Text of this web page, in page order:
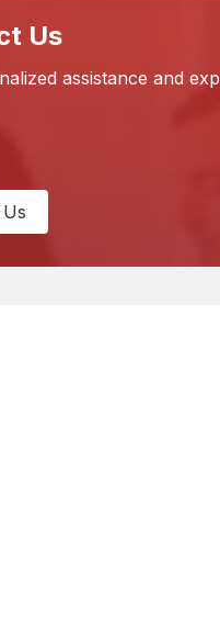
Us
assistance and
Us